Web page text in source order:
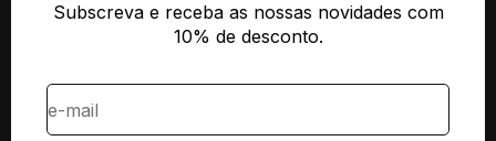
Subscreva e receba as nossas novidades com
10% de desconto.